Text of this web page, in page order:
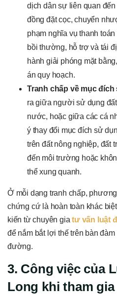
dịch dân sự liên quan
đồng đặt cọc, chuyển
phạm nghĩa vụ thanh
bồi thường, hỗ trợ và tái
hành giải phóng mặt
án quy hoạch.
Tranh chấp về mục
ra giữa người sử dụng
nước, hoặc giữa các cá
ý thay đổi mục đích sử
trên đất nông nghiệp, đất
đến môi trường hoặc
thể xung quanh.
Ở mỗi dạng tranh chấp,
chứng cứ là hoàn toàn khác
kiến từ chuyên giatư vấn luật
để nắm bắt lợi thế trên bàn
đường.
3. Công việc của
Long khi tham